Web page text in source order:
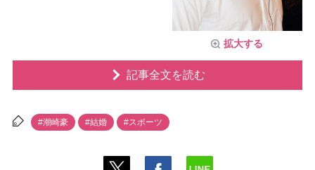
拡大する
記事全文を読む
#潮崎豪 #結婚 #スポーツ